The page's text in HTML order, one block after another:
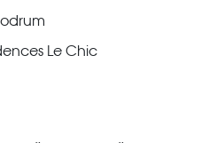
Le Chic